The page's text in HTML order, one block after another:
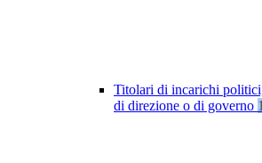
Titolari di incarichi
di direzione o di governo 1